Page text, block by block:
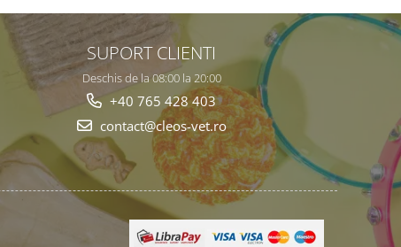
SUPORT CLIENTI
Deschis de la 08:00 la 20:00
+40 765 428 403
contact@cleos-vet.ro